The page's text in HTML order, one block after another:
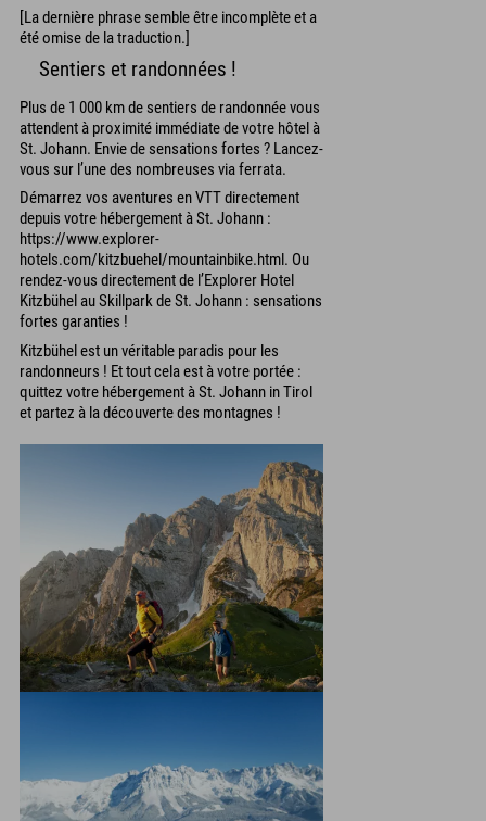
[La dernière phrase semble être incomplète et a
été omise de la traduction.]
Sentiers et randonnées !
Plus de 1 000 km de sentiers de randonnée vous
attendent à proximité immédiate de votre hôtel à
St. Johann. Envie de sensations fortes ? Lancez-
vous sur l’une des nombreuses via ferrata.
Démarrez vos aventures en VTT directement
depuis votre hébergement à St. Johann :
https://www.explorer-
hotels.com/kitzbuehel/mountainbike.html. Ou
rendez-vous directement de l’Explorer Hotel
Kitzbühel au Skillpark de St. Johann : sensations
fortes garanties !
Kitzbühel est un véritable paradis pour les
randonneurs ! Et tout cela est à votre portée :
quittez votre hébergement à St. Johann in Tirol
et partez à la découverte des montagnes !